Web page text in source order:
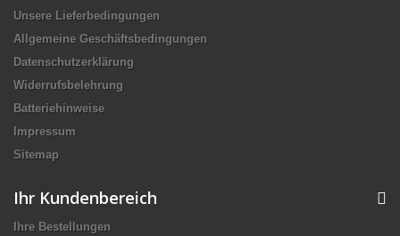
Unsere Lieferbedingungen
Allgemeine Geschäftsbedingungen
Datenschutzerklärung
Widerrufsbelehrung
Batteriehinweise
Impressum
Sitemap
Ihr Kundenbereich
Ihre Bestellungen